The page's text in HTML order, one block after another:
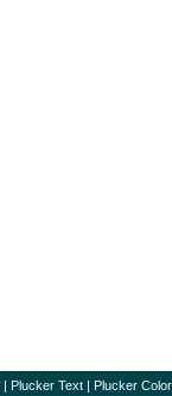
| Plucker Text | Plucker Color